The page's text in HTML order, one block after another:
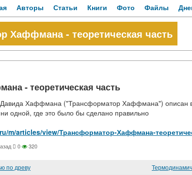
Авторы Статьи Книги Фото Файлы
Хаффмана - теоретическая часть
- теоретическая часть
Хаффмана ("Трансформатор Хаффмана") описан
одной, где это было бы сделано правильно
m/articles/view/Трансформатор-Хаффмана-
0 320
по древу